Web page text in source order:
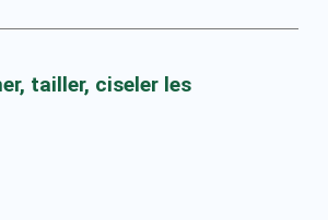
tailler, ciseler les